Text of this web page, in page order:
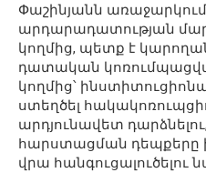
Փաշինյանն առաջարկում
արդարադատության
կողմից, պետք է
դատական
կողմից՝
ստեղծել
արդյունավետ
հարստացման դեպքերը
վրա հանգուցալուծելու